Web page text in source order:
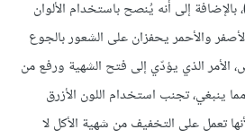
إلى أنه يُنصح باستخدام الألوان
الأصفر والأحمر يحفزان على الشعور بالجوع
الأمر الذي يؤدّي إلى فتح الشهية ورفع من
ينبغي، تجنب استخدام اللون الأزرق
تعمل على التخفيف من شهية الأكل لا